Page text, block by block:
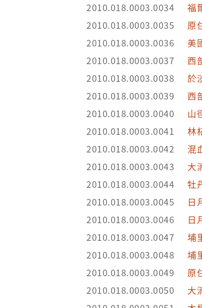
2010.018.0003.0034
福
2010.018.0003.0035
原
2010.018.0003.0036
美
2010.018.0003.0037
西
2010.018.0003.0038
於
2010.018.0003.0039
西
2010.018.0003.0040
山
2010.018.0003.0041
林
2010.018.0003.0042
混
2010.018.0003.0043
大
2010.018.0003.0044
牡
2010.018.0003.0045
日
2010.018.0003.0046
日
2010.018.0003.0047
埔
2010.018.0003.0048
埔
2010.018.0003.0049
原
2010.018.0003.0050
大